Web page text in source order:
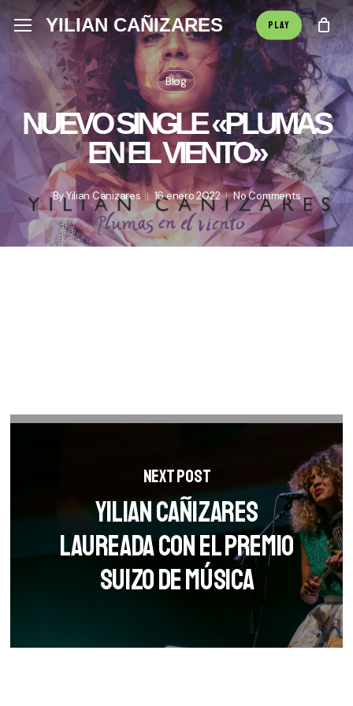
Skip
main
content
MenuYILIAN CAÑIZARES PLAY
Blog
NUEVO SINGLE «PLUMAS
EN EL VIENTO»
ByYilian Canizares 16 enero 2022 No Comments
Next Post
Yilian Cañizares
laureada con el Premio
Suizo de Música
Menu